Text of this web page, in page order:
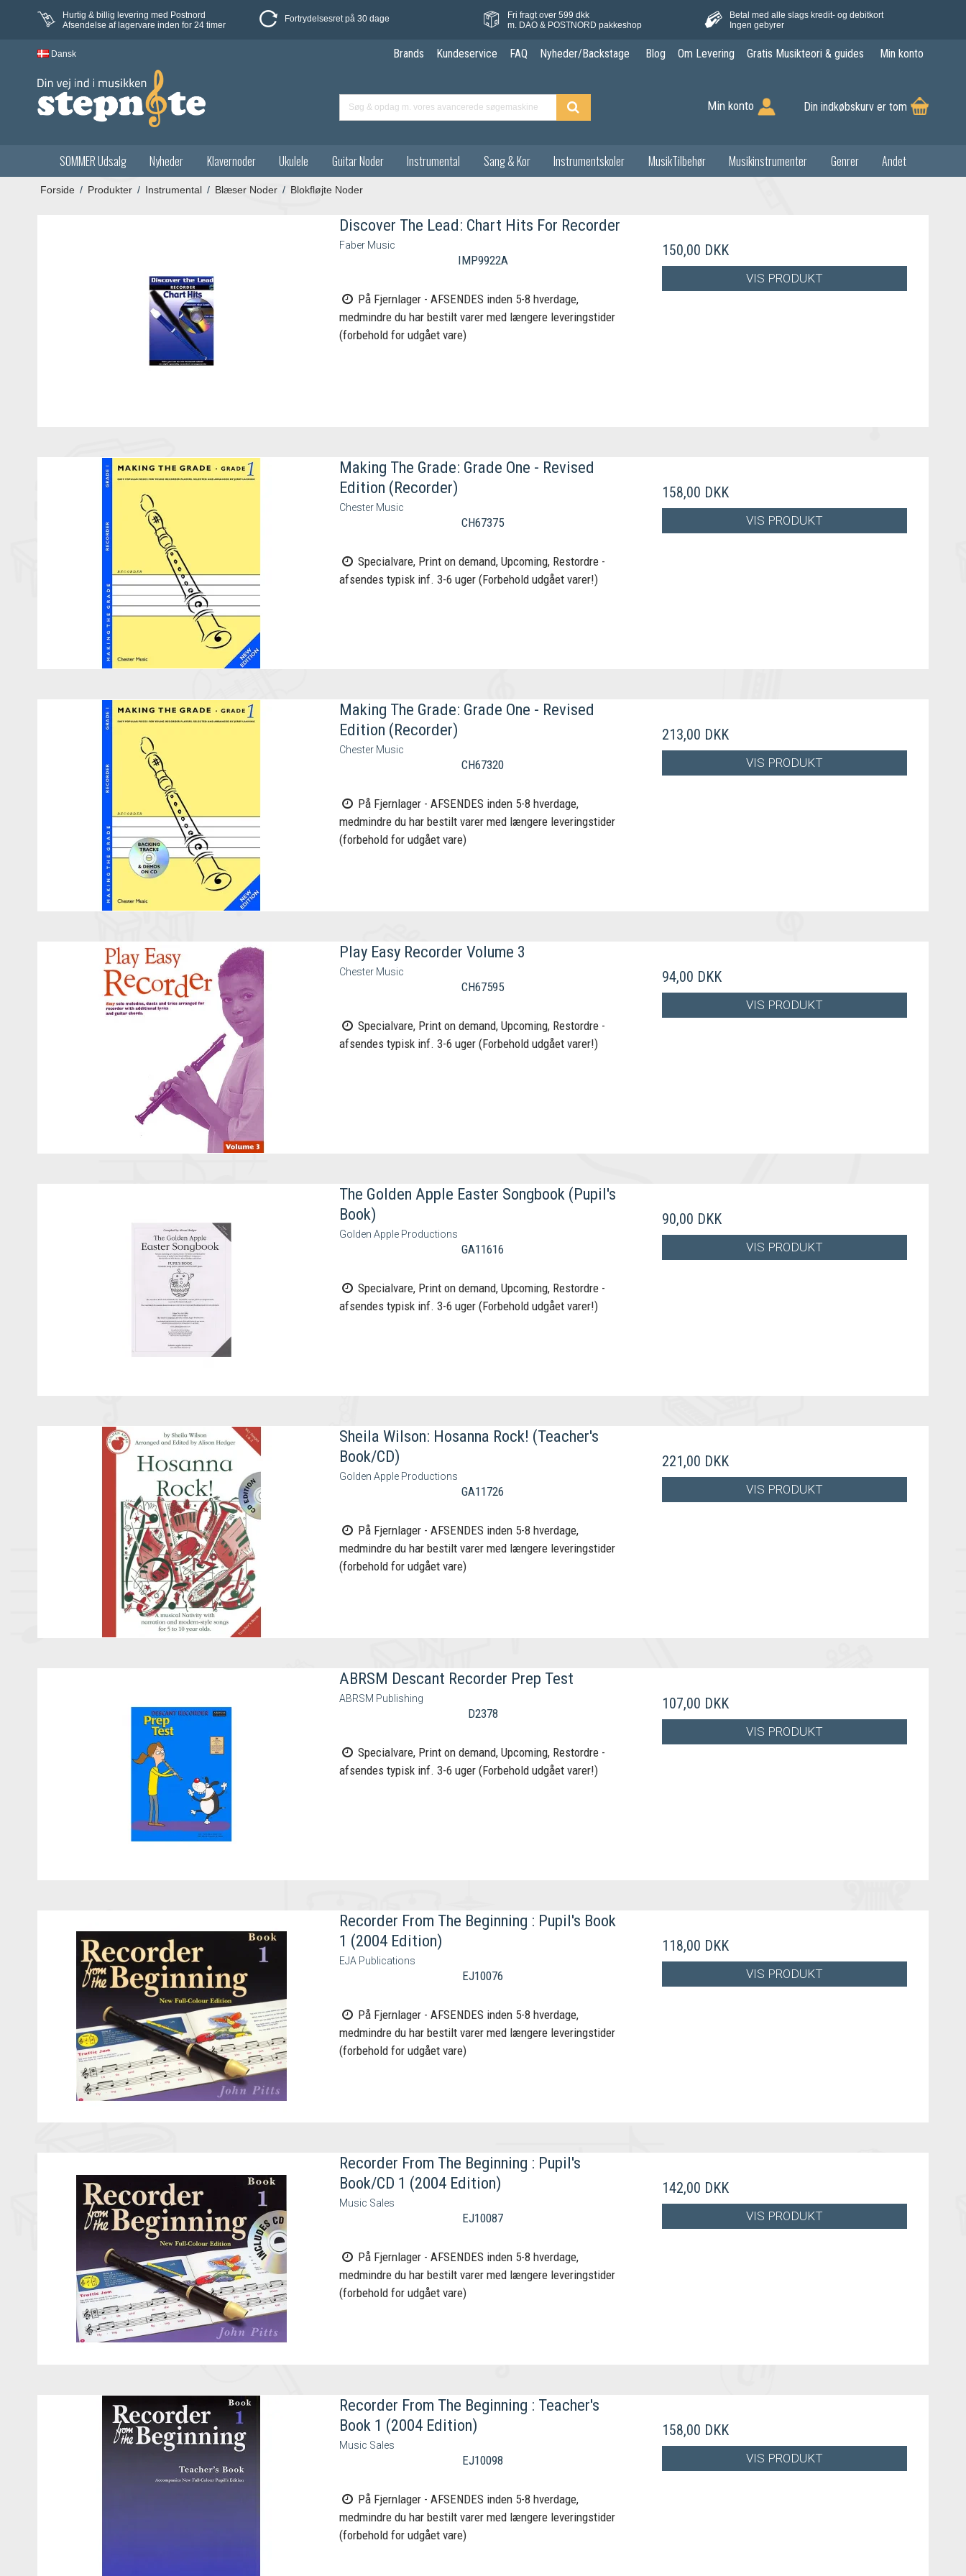
Hurtig & billig levering med Postnord
Afsendelse af lagervare inden for 24 timer
Fortrydelsesret på 30 dage
Fri fragt over 599 dkk
m. DAO & POSTNORD pakkeshop
Betal med alle slags kredit- og debitkort
Ingen gebyrer
Dansk Brands Kundeservice FAQ Nyheder/Backstage Blog Om Levering Gratis Musikteori & guides Min konto
Min konto Din indkøbskurv er tom
SOMMER Udsalg Nyheder Klavernoder Ukulele Guitar Noder Instrumental Sang & Kor Instrumentskoler MusikTilbehør Musikinstrumenter Genrer Andet
Forside / Produkter / Instrumental / Blæser Noder / Blokfløjte Noder
Discover The Lead: Chart Hits For Recorder
Faber Music
IMP9922A
På Fjernlager - AFSENDES inden 5-8 hverdage,
medmindre du har bestilt varer med længere leveringstider
(forbehold for udgået vare)
150,00 DKK
VIS PRODUKT
Making The Grade: Grade One - Revised
Edition (Recorder)
Chester Music
CH67375
Specialvare, Print on demand, Upcoming, Restordre -
afsendes typisk inf. 3-6 uger (Forbehold udgået varer!)
158,00 DKK
VIS PRODUKT
Making The Grade: Grade One - Revised
Edition (Recorder)
Chester Music
CH67320
På Fjernlager - AFSENDES inden 5-8 hverdage,
medmindre du har bestilt varer med længere leveringstider
(forbehold for udgået vare)
213,00 DKK
VIS PRODUKT
Play Easy Recorder Volume 3
Chester Music
CH67595
Specialvare, Print on demand, Upcoming, Restordre -
afsendes typisk inf. 3-6 uger (Forbehold udgået varer!)
94,00 DKK
VIS PRODUKT
The Golden Apple Easter Songbook (Pupil's
Book)
Golden Apple Productions
GA11616
Specialvare, Print on demand, Upcoming, Restordre -
afsendes typisk inf. 3-6 uger (Forbehold udgået varer!)
90,00 DKK
VIS PRODUKT
Sheila Wilson: Hosanna Rock! (Teacher's
Book/CD)
Golden Apple Productions
GA11726
På Fjernlager - AFSENDES inden 5-8 hverdage,
medmindre du har bestilt varer med længere leveringstider
(forbehold for udgået vare)
221,00 DKK
VIS PRODUKT
ABRSM Descant Recorder Prep Test
ABRSM Publishing
D2378
Specialvare, Print on demand, Upcoming, Restordre -
afsendes typisk inf. 3-6 uger (Forbehold udgået varer!)
107,00 DKK
VIS PRODUKT
Recorder From The Beginning : Pupil's Book
1 (2004 Edition)
EJA Publications
EJ10076
På Fjernlager - AFSENDES inden 5-8 hverdage,
medmindre du har bestilt varer med længere leveringstider
(forbehold for udgået vare)
118,00 DKK
VIS PRODUKT
Recorder From The Beginning : Pupil's
Book/CD 1 (2004 Edition)
Music Sales
EJ10087
På Fjernlager - AFSENDES inden 5-8 hverdage,
medmindre du har bestilt varer med længere leveringstider
(forbehold for udgået vare)
142,00 DKK
VIS PRODUKT
Recorder From The Beginning : Teacher's
Book 1 (2004 Edition)
Music Sales
EJ10098
På Fjernlager - AFSENDES inden 5-8 hverdage,
medmindre du har bestilt varer med længere leveringstider
(forbehold for udgået vare)
158,00 DKK
VIS PRODUKT